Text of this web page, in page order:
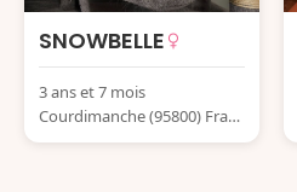
SNOWBELLE
3 ans et 7 mois
Courdimanche (95800) Franc
e